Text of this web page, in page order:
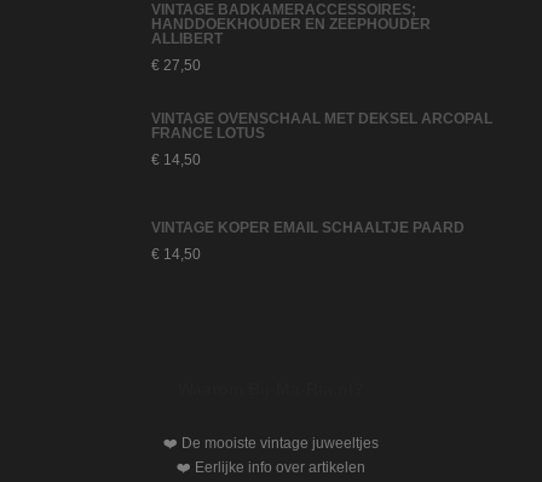
VINTAGE BADKAMERACCESSOIRES;
HANDDOEKHOUDER EN ZEEPHOUDER
ALLIBERT
€ 27,50
VINTAGE OVENSCHAAL MET DEKSEL ARCOPAL
FRANCE LOTUS
€ 14,50
VINTAGE KOPER EMAIL SCHAALTJE PAARD
€ 14,50
❤️ De mooiste vintage juweeltjes
❤️ Eerlijke info over artikelen